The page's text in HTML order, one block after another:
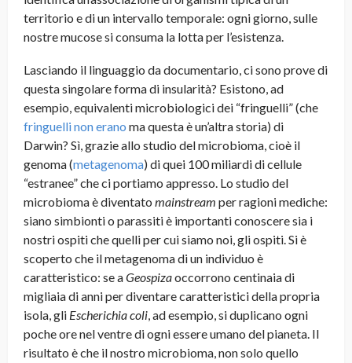
territorio e di un intervallo temporale: ogni giorno, sulle
nostre mucose si consuma la lotta per l’esistenza.
Lasciando il linguaggio da documentario, ci sono prove di
questa singolare forma di insularità? Esistono, ad
esempio, equivalenti microbiologici dei “fringuelli” (che
fringuelli non erano ma questa è un’altra storia) di
Darwin? Sì, grazie allo studio del microbioma, cioè il
genoma (metagenoma) di quei 100 miliardi di cellule
“estranee” che ci portiamo appresso. Lo studio del
microbioma è diventato mainstream per ragioni mediche:
siano simbionti o parassiti è importanti conoscere sia i
nostri ospiti che quelli per cui siamo noi, gli ospiti. Si è
scoperto che il metagenoma di un individuo è
caratteristico: se aGeospizaoccorrono centinaia di
migliaia di anni per diventare caratteristici della propria
isola, gli Escherichia coli, ad esempio, si duplicano ogni
poche ore nel ventre di ogni essere umano del pianeta. Il
risultato è che il nostro microbioma, non solo quello